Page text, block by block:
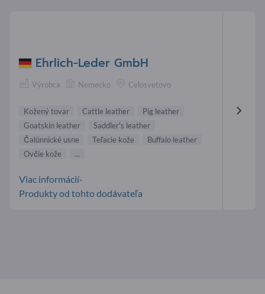
Ehrlich-Leder GmbH
Výrobca Nemecko Celosvetovo
Kožený tovar Cattle leather
Pig leather
Goatskin leather
Saddler's leather
Čalúnnické usne
Teľacie kože
Buffalo leather
Ovčie kože
...
Viac informácií-
Produkty od tohto dodávateľa